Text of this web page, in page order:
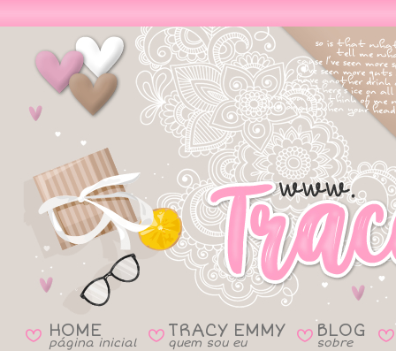
B HOME
página inicial B TRACY EMMY
quem sou eu B BLOG
sobre B